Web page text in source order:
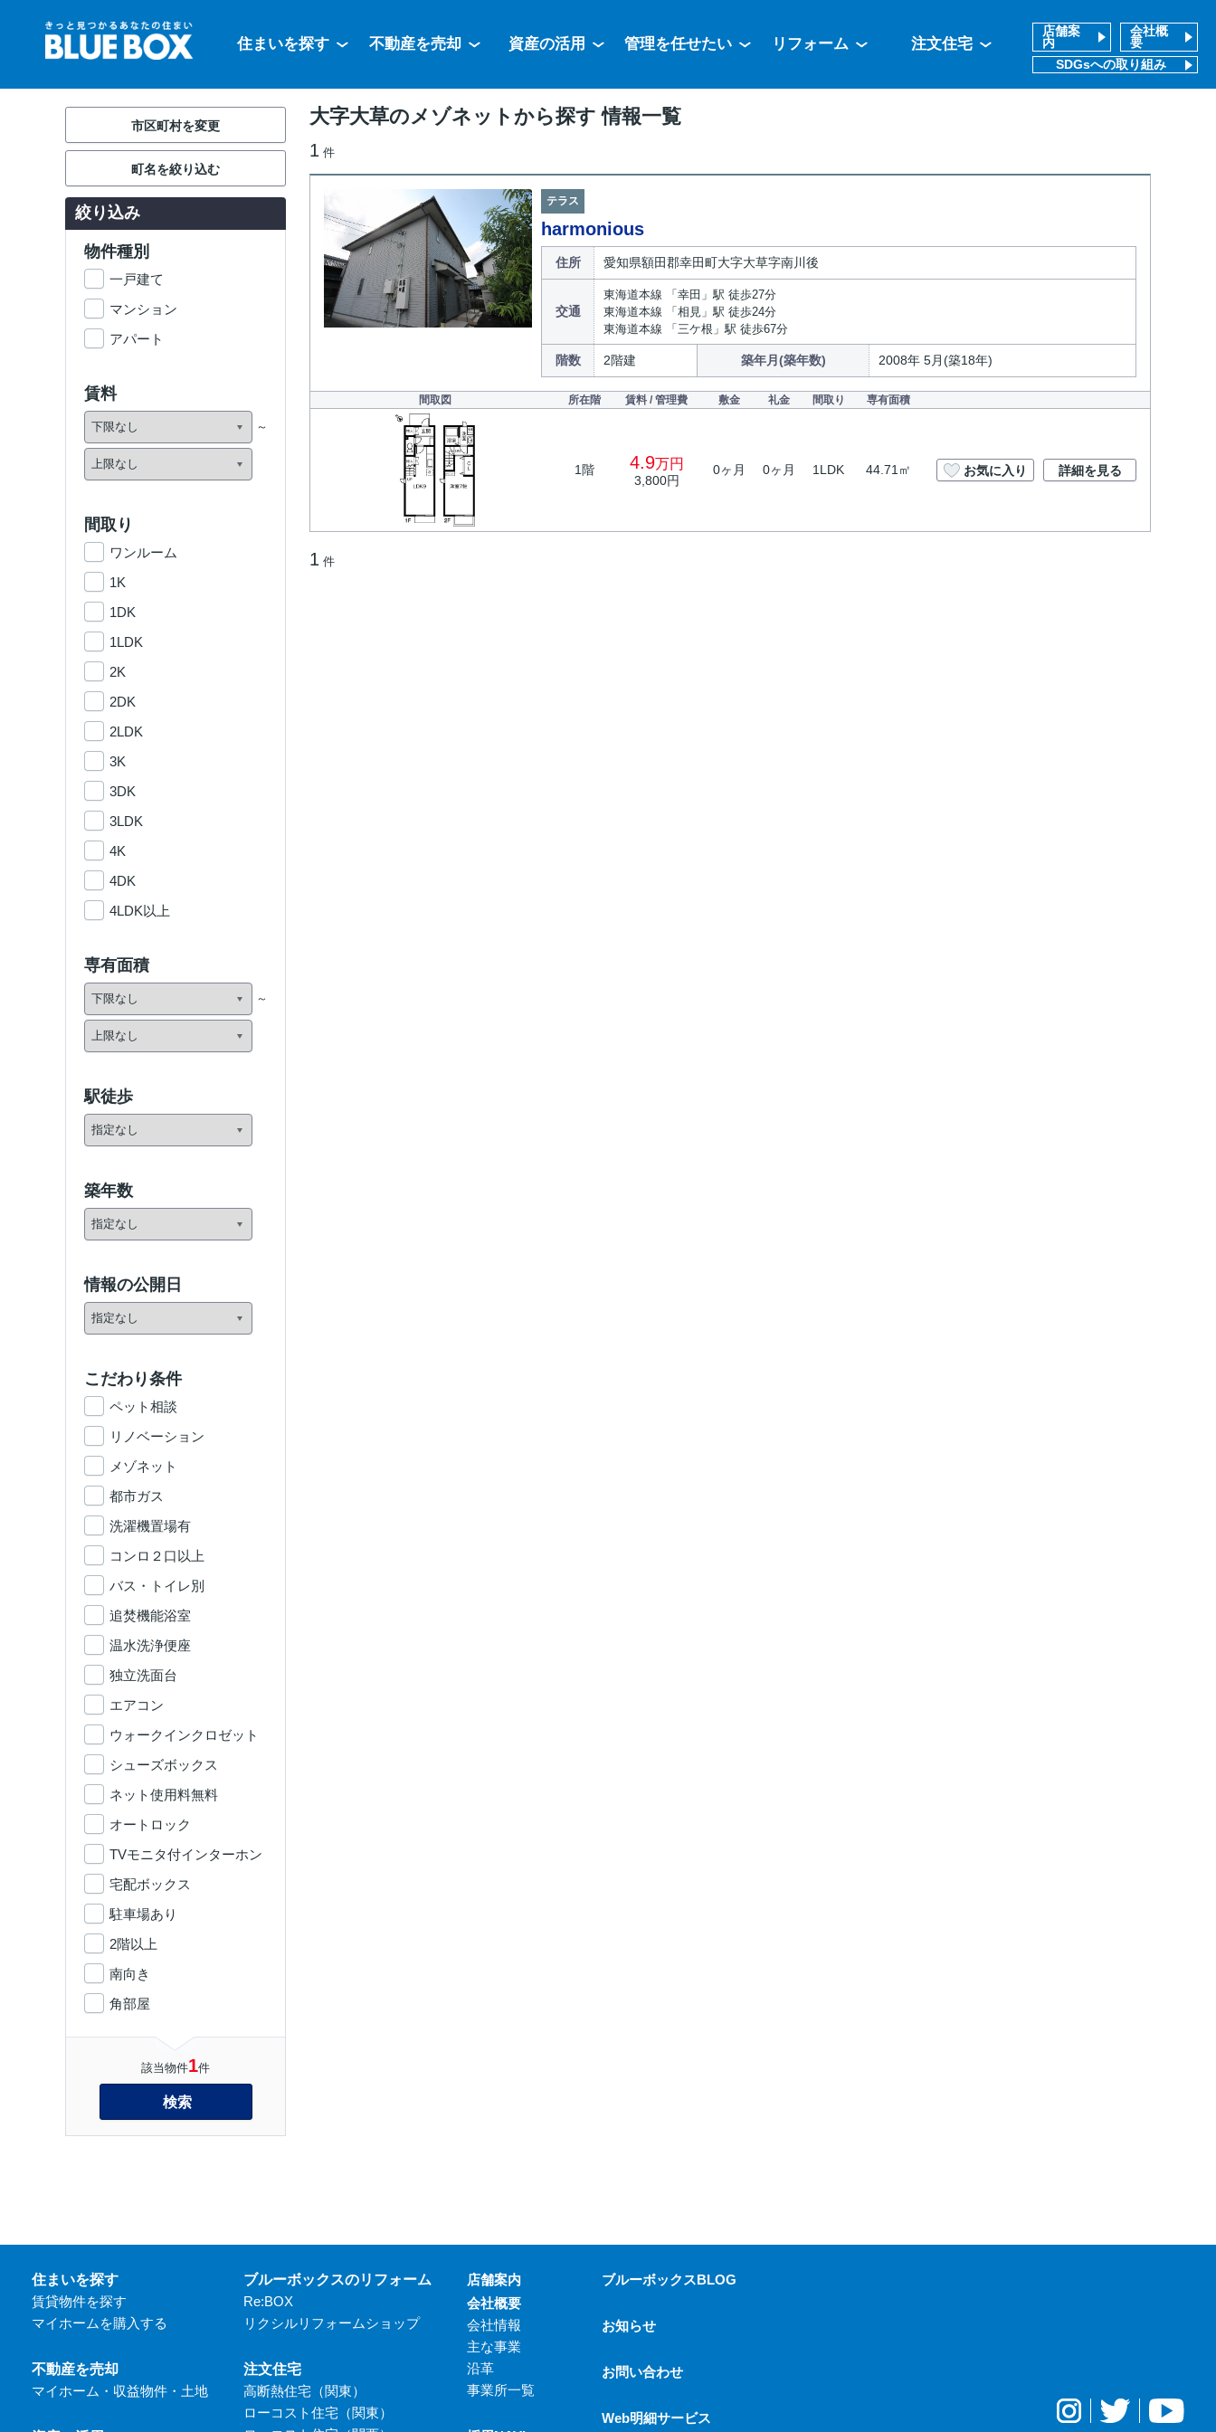
住まいを探す 不動産を売却 資産の活用 管理を任せたい リフォーム 注文住宅
店舗案
内
会社概
要
SDGsへの取り組み
大字大草のメゾネットから探す 情報一覧
1 件
テラス
harmonious
住所 愛知県額田郡幸田町大字大草字南川後
交通
東海道本線 「幸田」駅 徒歩27分
東海道本線 「相見」駅 徒歩24分
東海道本線 「三ケ根」駅 徒歩67分
階数 2階建 築年月(築年数) 2008年 5月(築18年)
間取図 所在階 賃料 / 管理費 敷金 礼金 間取り 専有面積
1階 4.9万円
3,800円
0ヶ月 0ヶ月 1LDK 44.71㎡ お気に入り 詳細を見る
1 件
市区町村を変更
町名を絞り込む
絞り込み
物件種別
一戸建て
マンション
アパート
賃料
間取り
ワンルーム
1K
1DK
1LDK
2K
2DK
2LDK
3K
3DK
3LDK
4K
4DK
4LDK以上
専有面積
駅徒歩
築年数
情報の公開日
こだわり条件
ペット相談
リノベーション
メゾネット
都市ガス
洗濯機置場有
コンロ２口以上
バス・トイレ別
追焚機能浴室
温水洗浄便座
独立洗面台
エアコン
ウォークインクロゼット
シューズボックス
ネット使用料無料
オートロック
TVモニタ付インターホン
宅配ボックス
駐車場あり
2階以上
南向き
角部屋
該当物件1件
検索
住まいを探す
賃貸物件を探す
マイホームを購入する
不動産を売却
マイホーム・収益物件・土地
ブルーボックスのリフォーム
Re:BOX
リクシルリフォームショップ
注文住宅
高断熱住宅（関東）
ローコスト住宅（関東）
店舗案内
会社概要
会社情報
主な事業
沿革
事業所一覧
ブルーボックスBLOG
お知らせ
お問い合わせ
Web明細サービス